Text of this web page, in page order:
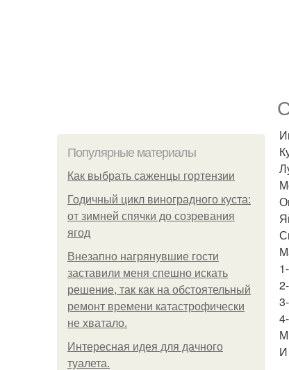
Популярные материалы
Как выбрать саженцы гортензии
Годичный цикл виноградного куста:
от зимней спячки до созревания
ягод
Внезапно нагрянувшие гости
заставили меня спешно искать
решение, так как на обстоятельный
ремонт времени катастрофически
не хватало.
Интересная идея для дачного
туалета.
И